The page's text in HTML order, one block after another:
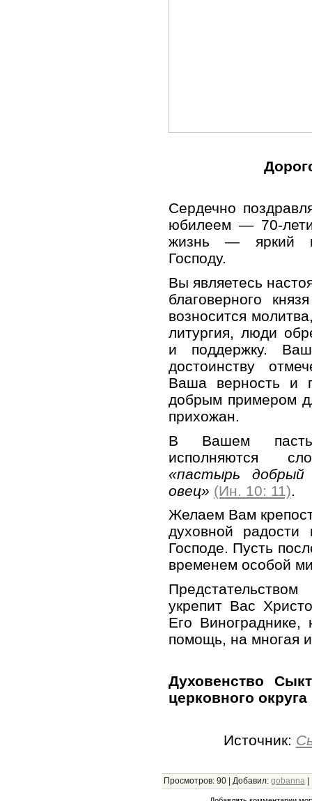
Сердечно
юбилеем — 70-
жизнь — яркий
Господу.
Вы являетесь
благоверного
возносится
литургия, люди
и поддержку.
достоинству
Ваша верность и
добрым примером
прихожан.
В Вашем
исполняются
«пастырь
овец» (Ин. 10: 11)
Желаем Вам
духовной
Господе. Пусть
временем особой
укрепит Вас
Его
помощь, на многая
Духовенство
церковного округа
Источник:
Просмотров: 90| Добавил: gobanna |